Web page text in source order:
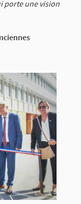
porte une vision